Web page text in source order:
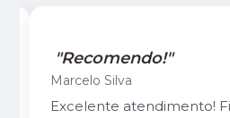
"Recomendo!"
Marcelo Silva
Excelente atendimento!